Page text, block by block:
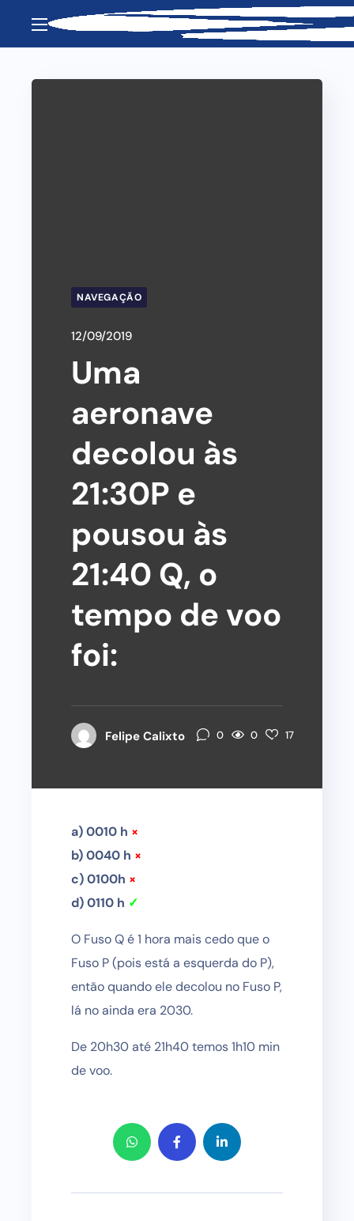
NAVEGAÇÃO
12/09/2019
Uma
aeronave
decolou às
21:30P e
pousou às
21:40 Q, o
tempo de voo
foi:
Felipe Calixto 0 0 17
a) 0010 h ×
b) 0040 h ×
c) 0100h ×
d) 0110 h ✓
O Fuso Q é 1 hora mais cedo que o
Fuso P (pois está a esquerda do P),
então quando ele decolou no Fuso P,
lá no ainda era 2030.
De 20h30 até 21h40 temos 1h10 min
de voo.